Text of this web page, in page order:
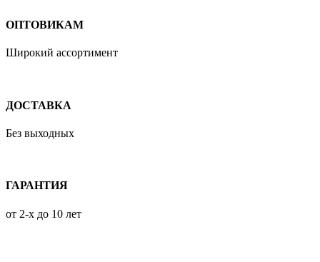
ОПТОВИКАМ
Широкий ассортимент
ДОСТАВКА
Без выходных
ГАРАНТИЯ
от 2-х до 10 лет